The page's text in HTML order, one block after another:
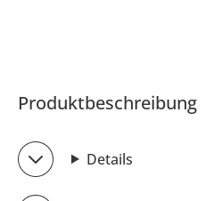
Produktbeschreibung
Details